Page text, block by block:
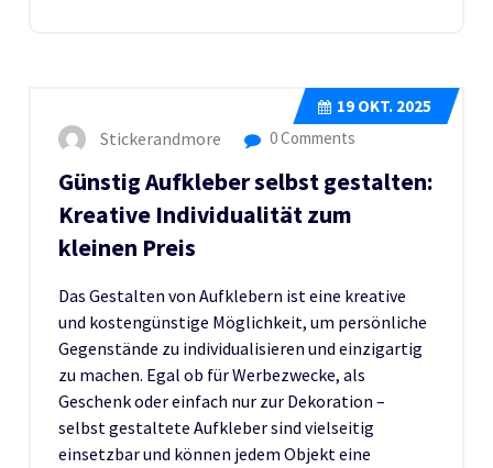
19 OKT. 2025
Stickerandmore 0 Comments
Günstig Aufkleber selbst gestalten:
Kreative Individualität zum
kleinen Preis
Das Gestalten von Aufklebern ist eine kreative
und kostengünstige Möglichkeit, um persönliche
Gegenstände zu individualisieren und einzigartig
zu machen. Egal ob für Werbezwecke, als
Geschenk oder einfach nur zur Dekoration –
selbst gestaltete Aufkleber sind vielseitig
einsetzbar und können jedem Objekt eine